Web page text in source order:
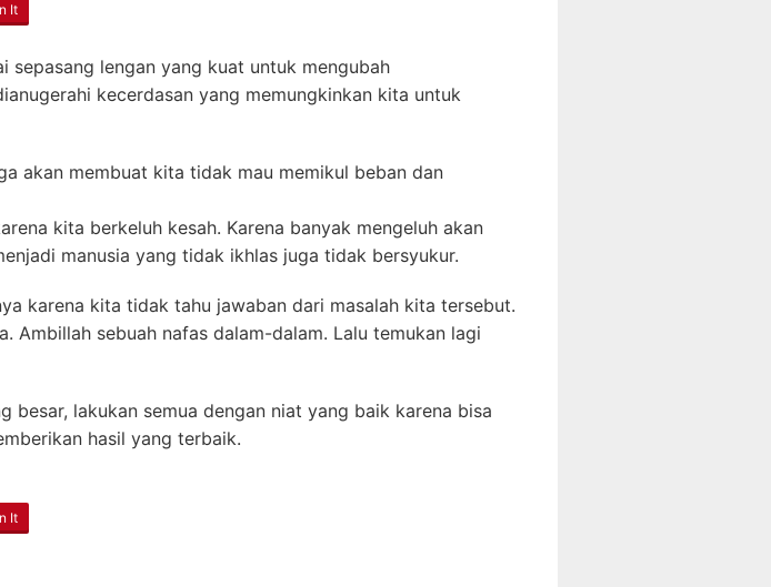
It
sepasang lengan yang kuat untuk mengubah
kecerdasan yang memungkinkan kita untuk
akan membuat kita tidak mau memikul beban dan
kita berkeluh kesah. Karena banyak mengeluh akan
manusia yang tidak ikhlas juga tidak bersyukur.
karena kita tidak tahu jawaban dari masalah kita tersebut.
Ambillah sebuah nafas dalam-dalam. Lalu temukan lagi
besar, lakukan semua dengan niat yang baik karena bisa
hasil yang terbaik.
It